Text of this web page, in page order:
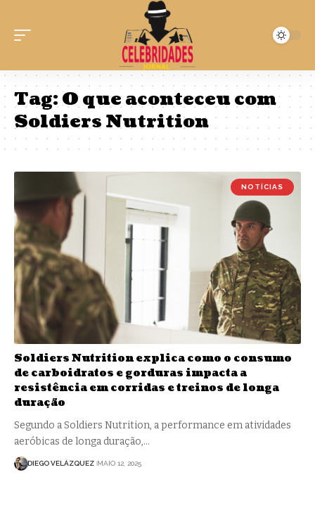
Tag:O que aconteceu com
Soldiers Nutrition
NOTÍCIAS
Soldiers Nutrition explica como o consumo
de carboidratos e gorduras impacta a
resistência em corridas e treinos de longa
duração
Segundo a Soldiers Nutrition, a performance em atividades
aeróbicas de longa duração,…
DIEGO VELÁZQUEZ MAIO 12, 2025